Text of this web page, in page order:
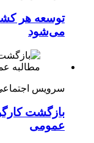
توسعه هر
می‌شود
سرویس
بازگشت
عمومی